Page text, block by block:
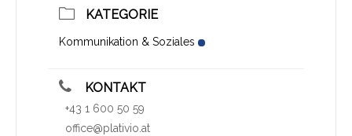
KATEGORIE
Kommunikation & Soziales
KONTAKT
+43 1 600 50 59
office@plativio.at